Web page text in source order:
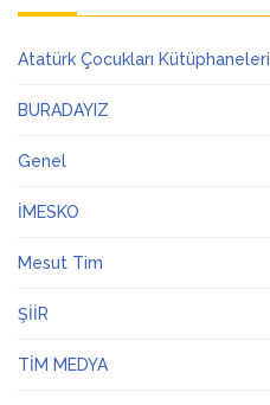
Atatürk Çocukları Kütüphaneleri
BURADAYIZ
Genel
İMESKO
Mesut Tim
ŞİİR
TİM MEDYA